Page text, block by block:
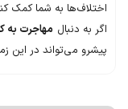
اختلاف‌ها به شما کمک
اگر به دنبال مهاجرت به
پیشرو می‌تواند در این